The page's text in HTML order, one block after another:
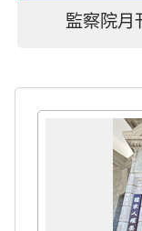
監察院月